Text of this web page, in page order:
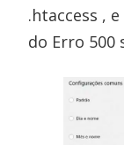
.htaccess ,
do Erro 500